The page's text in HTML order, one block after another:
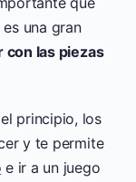
una gran
con las piezas
principio, los
y te permite
e ir a un juego